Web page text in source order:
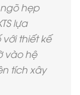
hẹp
lựa
thiết kế
vào hệ
tích xây